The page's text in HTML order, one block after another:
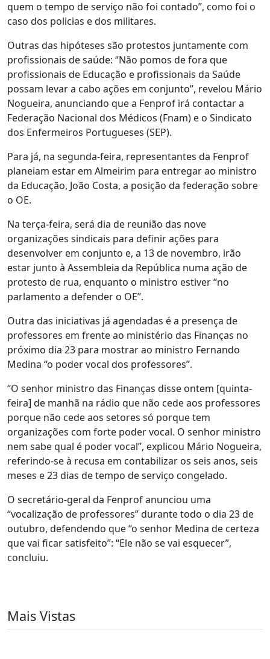
quem o tempo de serviço não foi contado”, como foi o
caso dos policias e dos militares.
Outras das hipóteses são protestos juntamente com
profissionais de saúde: “Não pomos de fora que
profissionais de Educação e profissionais da Saúde
possam levar a cabo ações em conjunto”, revelou Mário
Nogueira, anunciando que a Fenprof irá contactar a
Federação Nacional dos Médicos (Fnam) e o Sindicato
dos Enfermeiros Portugueses (SEP).
Para já, na segunda-feira, representantes da Fenprof
planeiam estar em Almeirim para entregar ao ministro
da Educação, João Costa, a posição da federação sobre
o OE.
Na terça-feira, será dia de reunião das nove
organizações sindicais para definir ações para
desenvolver em conjunto e, a 13 de novembro, irão
estar junto à Assembleia da República numa ação de
protesto de rua, enquanto o ministro estiver “no
parlamento a defender o OE”.
Outra das iniciativas já agendadas é a presença de
professores em frente ao ministério das Finanças no
próximo dia 23 para mostrar ao ministro Fernando
Medina “o poder vocal dos professores”.
“O senhor ministro das Finanças disse ontem [quinta-
feira] de manhã na rádio que não cede aos professores
porque não cede aos setores só porque tem
organizações com forte poder vocal. O senhor ministro
nem sabe qual é poder vocal”, explicou Mário Nogueira,
referindo-se à recusa em contabilizar os seis anos, seis
meses e 23 dias de tempo de serviço congelado.
O secretário-geral da Fenprof anunciou uma
“vocalização de professores” durante todo o dia 23 de
outubro, defendendo que “o senhor Medina de certeza
que vai ficar satisfeito”: “Ele não se vai esquecer”,
concluiu.
Mais Vistas